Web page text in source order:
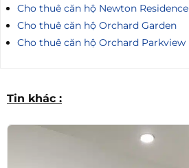
Cho thuê căn hộ Newton Residence
Cho thuê căn hộ Orchard Garden
Cho thuê căn hộ Orchard Parkview
Tin khác :